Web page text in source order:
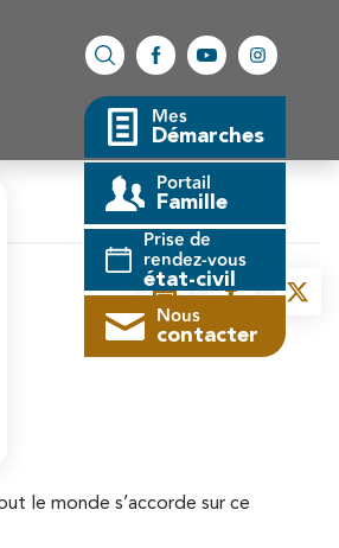
Rechercher sur le site
FacebookYouTubeInstagram
Mes
Démarches
Portail
Famille
Prise de
rendez-vous
état-civil
Nous
contacter
ImprimerPartager la
le monde s’accorde sur ce